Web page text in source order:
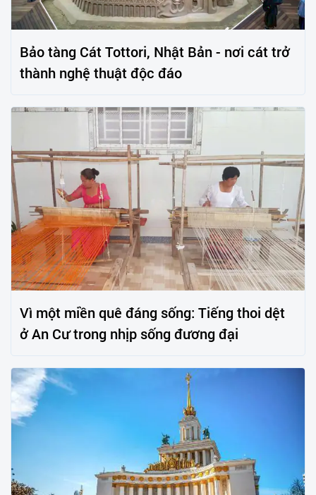
Bảo tàng Cát Tottori, Nhật Bản - nơi cát trở
thành nghệ thuật độc đáo
Vì một miền quê đáng sống: Tiếng thoi dệt
ở An Cư trong nhịp sống đương đại